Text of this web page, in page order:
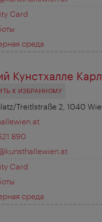
Card
среда
Кунстхалле
К ИЗБРАННОМУ
Treitlstraße 2, 1040
890
Card
среда